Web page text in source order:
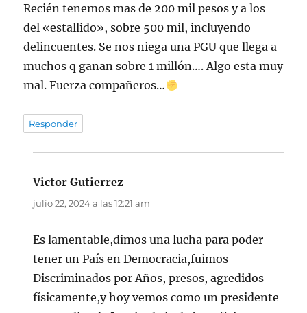
Recién tenemos mas de 200 mil pesos y a los
del «estallido», sobre 500 mil, incluyendo
delincuentes. Se nos niega una PGU que llega a
muchos q ganan sobre 1 millón…. Algo esta muy
mal. Fuerza compañeros…
Responder
Victor Gutierrez
julio 22, 2024 a las 12:21 am
Es lamentable,dimos una lucha para poder
tener un País en Democracia,fuimos
Discriminados por Años, presos, agredidos
físicamente,y hoy vemos como un presidente